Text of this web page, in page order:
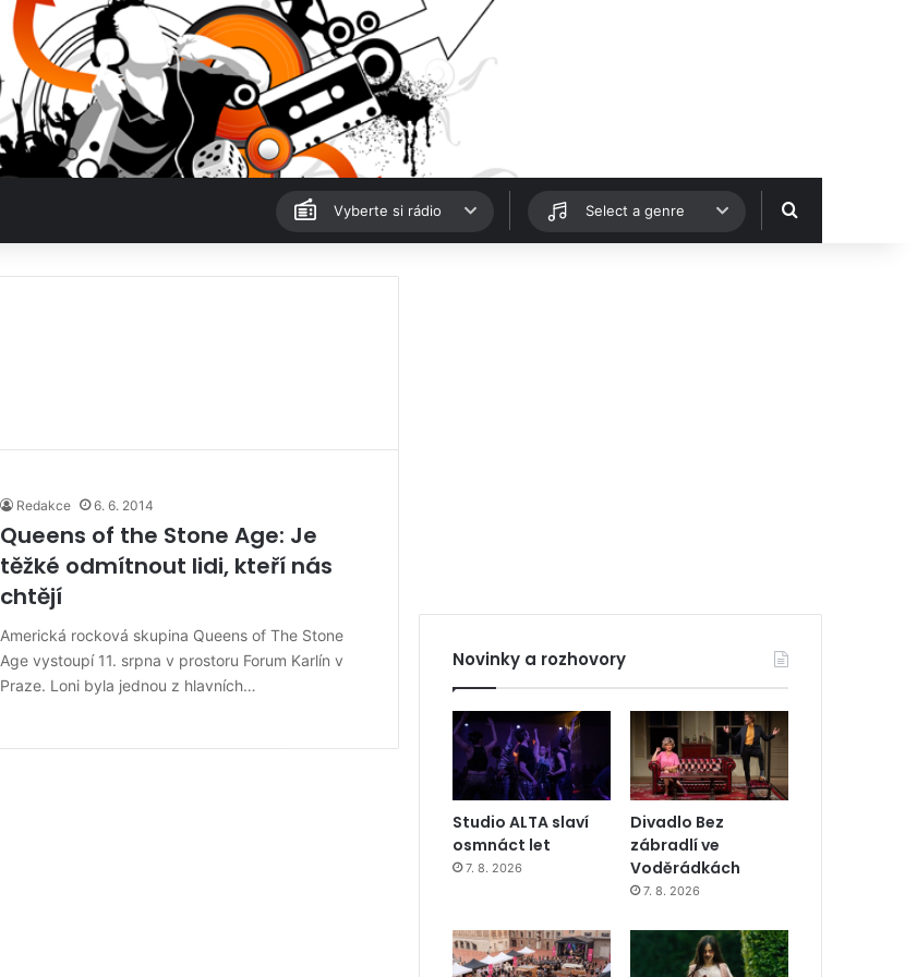
Vyberte si rádio Select a genre Hledat
Redakce 6. 6. 2014
Queens of the Stone Age: Je
těžké odmítnout lidi, kteří nás
chtějí
Americká rocková skupina Queens of The Stone
Age vystoupí 11. srpna v prostoru Forum Karlín v
Praze. Loni byla jednou z hlavních…
Novinky a rozhovory
Studio ALTA slaví
osmnáct let
7. 8. 2026
Divadlo Bez
zábradlí ve
Voděrádkách
7. 8. 2026